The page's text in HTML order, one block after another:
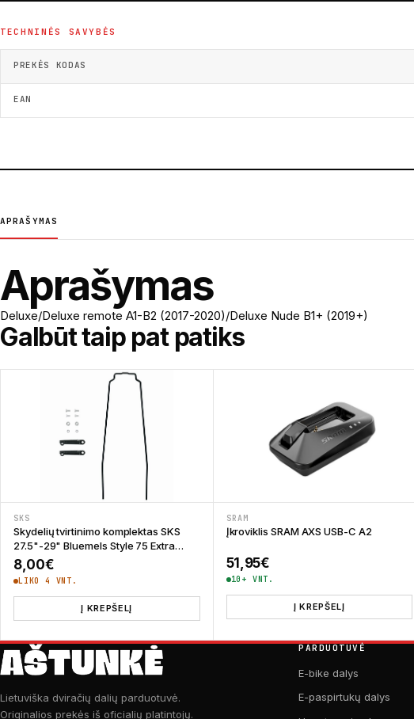
TECHNINĖS SAVYBĖS
PREKĖS KODAS
EAN
APRAŠYMAS
Aprašymas
Deluxe/Deluxe remote A1-B2 (2017-2020)/Deluxe Nude B1+ (2019+)
Galbūt taip pat patiks
SKS
Skydelių tvirtinimo komplektas SKS
27.5"-29" Bluemels Style 75 Extra
Long 380 mm
8,00€
LIKO 4 VNT.
Į KREPŠELĮ
SRAM
Įkroviklis SRAM AXS USB-C A2
51,95€
10+ VNT.
Į KREPŠELĮ
Lietuviška dviračių dalių parduotuvė.
Originalios prekės iš oficialių platintojų.
PARDUOTUVĖ
E-bike dalys
E-paspirtukų dalys